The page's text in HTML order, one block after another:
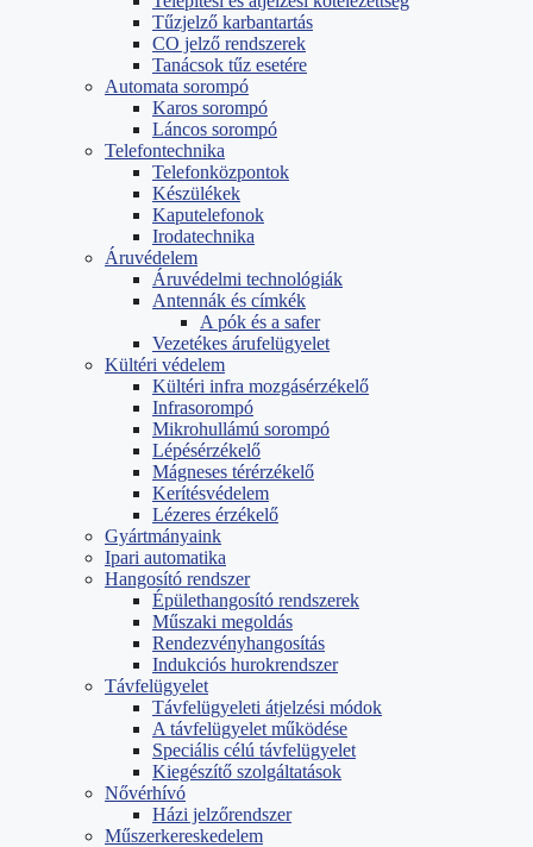
Tűzjelző karbantartás
CO jelző rendszerek
Tanácsok tűz esetére
Automata sorompó
Karos sorompó
Láncos sorompó
Telefontechnika
Telefonközpontok
Készülékek
Kaputelefonok
Irodatechnika
Áruvédelem
Áruvédelmi technológiák
Antennák és címkék
A pók és a safer
Vezetékes árufelügyelet
Kültéri védelem
Kültéri infra mozgásérzékelő
Infrasorompó
Mikrohullámú sorompó
Lépésérzékelő
Mágneses térérzékelő
Kerítésvédelem
Lézeres érzékelő
Gyártmányaink
Ipari automatika
Hangosító rendszer
Épülethangosító rendszerek
Műszaki megoldás
Rendezvényhangosítás
Indukciós hurokrendszer
Távfelügyelet
Távfelügyeleti átjelzési módok
A távfelügyelet működése
Speciális célú távfelügyelet
Kiegészítő szolgáltatások
Nővérhívó
Házi jelzőrendszer
Műszerkereskedelem